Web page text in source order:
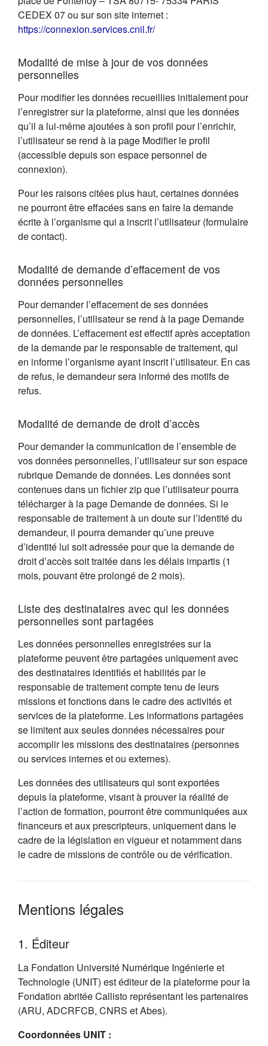
CEDEX 07 ou sur son site internet :
https://connexion.services.cnil.fr/(s'ouvre dans un nouvel
Modalité de mise à jour de vos données
personnelles
Pour modifier les données recueillies initialement pour
l’enregistrer sur la plateforme, ainsi que les données
qu’il a lui-même ajoutées à son profil pour l’enrichir,
l’utilisateur se rend à la page Modifier le profil
(accessible depuis son espace personnel de
connexion).
Pour les raisons citées plus haut, certaines données
ne pourront être effacées sans en faire la demande
écrite à l’organisme qui a inscrit l’utilisateur (formulaire
de contact).
Modalité de demande d’effacement de vos
données personnelles
Pour demander l’effacement de ses données
personnelles, l’utilisateur se rend à la page Demande
de données. L’effacement est effectif après acceptation
de la demande par le responsable de traitement, qui
en informe l’organisme ayant inscrit l’utilisateur. En cas
de refus, le demandeur sera informé des motifs de
refus.
Modalité de demande de droit d’accès
Pour demander la communication de l’ensemble de
vos données personnelles, l’utilisateur sur son espace
rubrique Demande de données. Les données sont
contenues dans un fichier zip que l’utilisateur pourra
télécharger à la page Demande de données. Si le
responsable de traitement à un doute sur l’identité du
demandeur, il pourra demander qu’une preuve
d’identité lui soit adressée pour que la demande de
droit d’accès soit traitée dans les délais impartis (1
mois, pouvant être prolongé de 2 mois).
Liste des destinataires avec qui les données
personnelles sont partagées
Les données personnelles enregistrées sur la
plateforme peuvent être partagées uniquement avec
des destinataires identifiés et habilités par le
responsable de traitement compte tenu de leurs
missions et fonctions dans le cadre des activités et
services de la plateforme. Les informations partagées
se limitent aux seules données nécessaires pour
accomplir les missions des destinataires (personnes
ou services internes et ou externes).
Les données des utilisateurs qui sont exportées
depuis la plateforme, visant à prouver la réalité de
l’action de formation, pourront être communiquées aux
financeurs et aux prescripteurs, uniquement dans le
cadre de la législation en vigueur et notamment dans
le cadre de missions de contrôle ou de vérification.
Mentions légales
1. Éditeur
La Fondation Université Numérique Ingénierie et
Technologie (UNIT) est éditeur de la plateforme pour la
Fondation abritée Callisto représentant les partenaires
(ARU, ADCRFCB, CNRS et Abes).
Coordonnées UNIT :